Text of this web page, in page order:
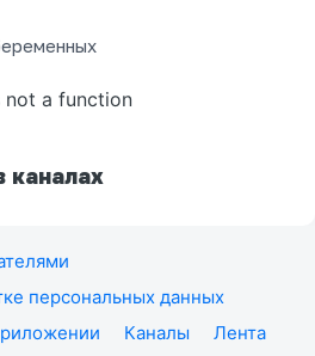
not a function
каналах
персональных данных
Каналы
Лента